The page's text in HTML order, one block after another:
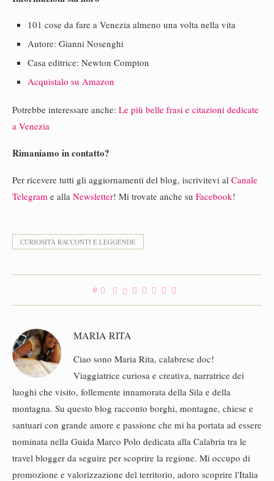
101 cose da fare a Venezia almeno una volta nella vita
Autore: Gianni Nosenghi
Casa editrice: Newton Compton
Acquistalo su Amazon
Potrebbe interessare anche: Le più belle frasi e citazioni dedicate
a Venezia
Rimaniamo in contatto?
Per ricevere tutti gli aggiornamenti del blog, iscrivitevi al Canale
Telegram e alla Newsletter! Mi trovate anche su Facebook!
CURIOSITÀ RACCONTI E LEGGENDE
0
MARIA RITA
Ciao sono Maria Rita, calabrese doc!
Viaggiatrice curiosa e creativa, narratrice dei
luoghi che visito, follemente innamorata della Sila e della
montagna. Su questo blog racconto borghi, montagne, chiese e
santuari con grande amore e passione che mi ha portata ad essere
nominata nella Guida Marco Polo dedicata alla Calabria tra le
travel blogger da seguire per scoprire la regione. Mi occupo di
promozione e valorizzazione del territorio, adoro scoprire l'Italia